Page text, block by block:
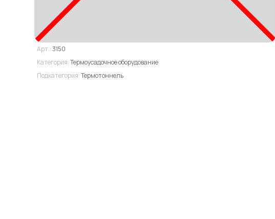
Арт.:3150
Категория:Термоусадочное оборудование
Подкатегория:Термотоннель